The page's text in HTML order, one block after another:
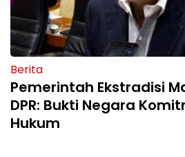
Berita
Pemerintah Ekstradisi
DPR: Bukti Negara
Hukum